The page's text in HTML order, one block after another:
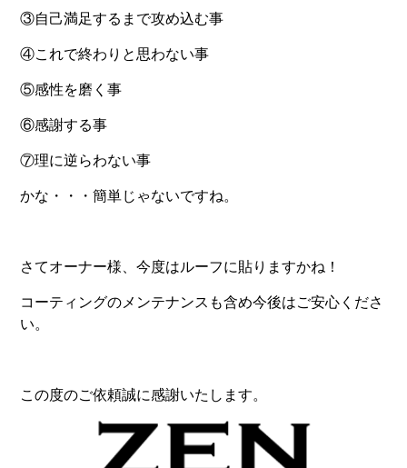
③自己満足するまで攻め込む事
④これで終わりと思わない事
⑤感性を磨く事
⑥感謝する事
⑦理に逆らわない事
かな・・・簡単じゃないですね。
さてオーナー様、今度はルーフに貼りますかね！
コーティングのメンテナンスも含め今後はご安心くださ
い。
この度のご依頼誠に感謝いたします。